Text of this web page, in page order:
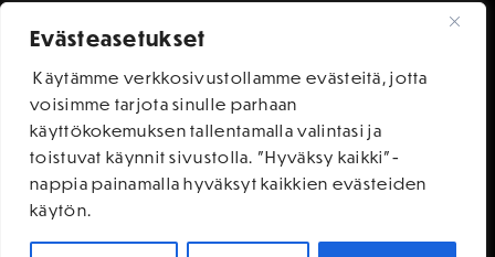
Evästeasetukset
Käytämme verkkosivustollamme evästeitä, jotta
voisimme tarjota sinulle parhaan
käyttökokemuksen tallentamalla valintasi ja
toistuvat käynnit sivustolla. "Hyväksy kaikki"-
nappia painamalla hyväksyt kaikkien evästeiden
käytön.